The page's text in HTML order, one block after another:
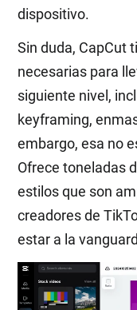
dispositivo.
Sin duda, CapCut
necesarias para
siguiente nivel,
keyframing,
embargo, esa no
Ofrece toneladas
estilos que son
creadores de
estar a la